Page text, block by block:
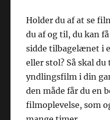
Holder du af at se
du af og til, du kan
sidde tilbagelænet i
eller stol? Så skal du
yndlingsfilm i din
den måde får du en
filmoplevelse, som